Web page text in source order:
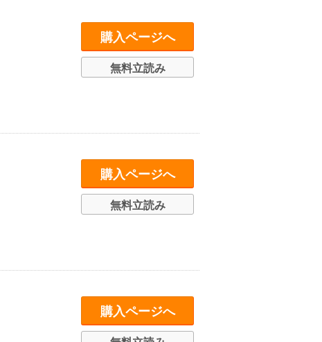
購入ページへ
無料立読み
購入ページへ
無料立読み
購入ページへ